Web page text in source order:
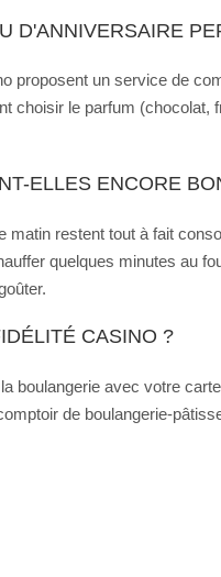
D'ANNIVERSAIRE
proposent un service de
choisir le parfum
ELLES ENCORE
restent tout à fait
quelques minutes au
CASINO ?
boulangerie avec votre
de boulangerie-